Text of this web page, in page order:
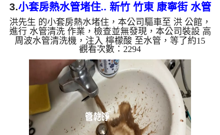
3.小套房熱水管堵住.. 新竹 竹東 康寧街 水管
清洗
洪先生 的小套房熱水堵住，本公司驅車至 洪 公館，
進行 水管清洗 作業，檢查並無發現，本公司裝設 高
周波水管清洗機，注入 檸檬酸 至水管，等了約15
分，開啟 水管清洗機 ，啟動 螺旋波 模式，一洗水管
就流出棕色鐵銹水，兩個多小時後，出水變乾淨熱水
出水量也恢復了。 如是自來水，如水管老化，會產
生鐵鏽跟泥沙堆積，洗出來的水就會是咖啡色，地下
水含有氧化錳，管壁上會結成黑色管垢，洗出來的水
會跟石油一樣黑，有些洗出綠色的水，是因為裡面有
銅的物質，生鏽產生銅綠，如是藍色的水，是因為水
龍頭合金的養化造成...
觀看次數：2294